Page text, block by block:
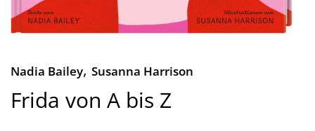
Nadia Bailey, Susanna Harrison
Frida von A bis Z